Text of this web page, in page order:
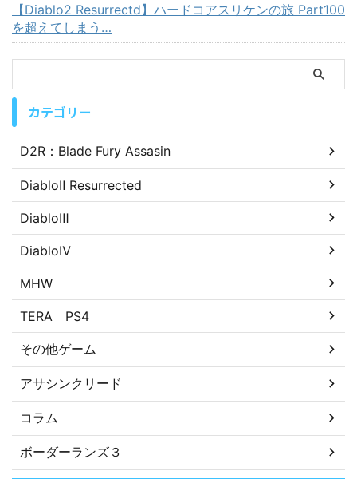
【Diablo2 Resurrectd】ハードコアスリケンの旅 Part100
を超えてしまう…
カテゴリー
D2R：Blade Fury Assasin
DiabloⅡ Resurrected
DiabloⅢ
DiabloⅣ
MHW
TERA PS4
その他ゲーム
アサシンクリード
コラム
ボーダーランズ３